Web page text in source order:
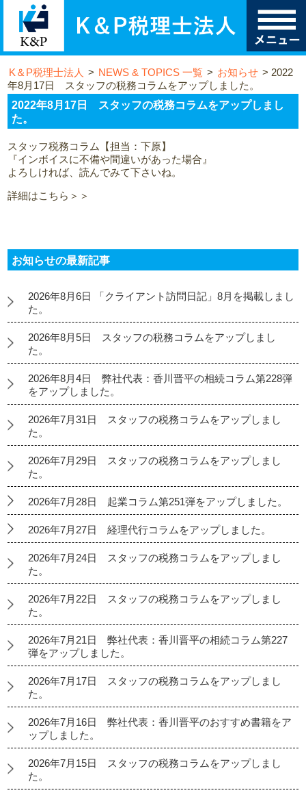
K＆P税理士法人 > NEWS & TOPICS 一覧 > お知らせ >2022
年8月17日 スタッフの税務コラムをアップしました。
2022年8月17日 スタッフの税務コラムをアップしまし
た。
スタッフ税務コラム【担当：下原】
『インボイスに不備や間違いがあった場合』
よろしければ、読んでみて下さいね。
詳細はこちら＞＞
お知らせの最新記事
2026年8月6日 「クライアント訪問日記」8月を掲載しまし
た。
2026年8月5日 スタッフの税務コラムをアップしまし
た。
2026年8月4日 弊社代表：香川晋平の相続コラム第228弾
をアップしました。
2026年7月31日 スタッフの税務コラムをアップしまし
た。
2026年7月29日 スタッフの税務コラムをアップしまし
た。
2026年7月28日 起業コラム第251弾をアップしました。
2026年7月27日 経理代行コラムをアップしました。
2026年7月24日 スタッフの税務コラムをアップしまし
た。
2026年7月22日 スタッフの税務コラムをアップしまし
た。
2026年7月21日 弊社代表：香川晋平の相続コラム第227
弾をアップしました。
2026年7月17日 スタッフの税務コラムをアップしまし
た。
2026年7月16日 弊社代表：香川晋平のおすすめ書籍をア
ップしました。
2026年7月15日 スタッフの税務コラムをアップしまし
た。